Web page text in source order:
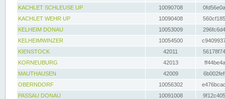
KACHLET SCHLEUSE UP
10090708
KACHLET WEHR UP
10090408
KELHEIM DONAU
10053009
KELHEIMWINZER
10054500
KIENSTOCK
42011
KORNEUBURG
42013
MAUTHAUSEN
42009
OBERNDORF
10056302
PASSAU DONAU
10091008